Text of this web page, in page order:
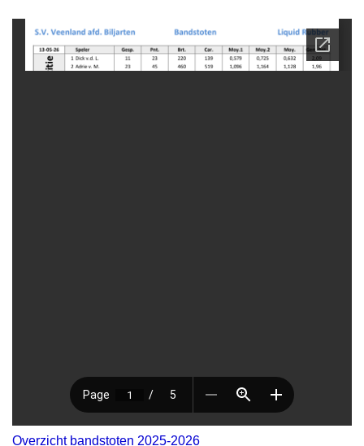
Overzicht bandstoten 2025-2026